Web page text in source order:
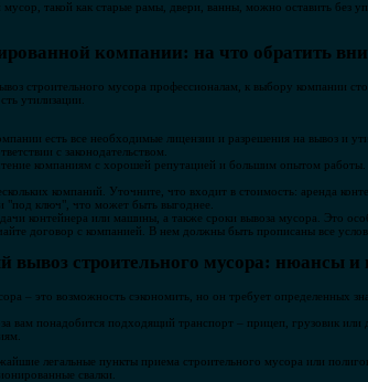
такой как старые рамы, двери, ванны, можно оставить без
компании: на что обратить
строительного мусора профессионалам, к выбору компании
утилизации.
есть все необходимые лицензии и разрешения на вывоз и
с законодательством.
компаниям с хорошей репутацией и большим опытом
компаний. Уточните, что входит в стоимость: аренда
"под ключ", что может быть выгоднее.
контейнера или машины, а также сроки вывоза мусора. Это
договор с компанией. В нем должны быть прописаны все
вывоз строительного мусора: нюансы и
– это возможность сэкономить, но он требует определенных
вам понадобится подходящий транспорт – прицеп, грузовик
легальные пункты приема строительного мусора или
свалки.